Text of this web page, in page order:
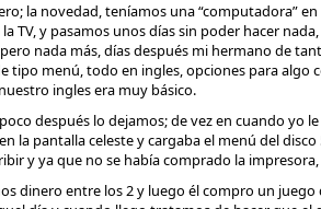
la novedad, teníamos una “computadora”
TV, y pasamos unos días sin poder hacer
nada más, días después mi hermano de
tipo menú, todo en ingles, opciones para algo
ingles era muy básico.
después lo dejamos; de vez en cuando yo
la pantalla celeste y cargaba el menú del
y ya que no se había comprado la
dinero entre los 2 y luego él compro un juego